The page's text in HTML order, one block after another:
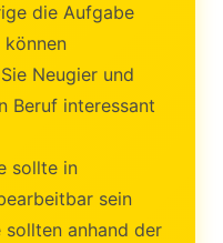
die Aufgabe
Neugier und
Beruf interessant
sollte in
sein
sollten anhand der